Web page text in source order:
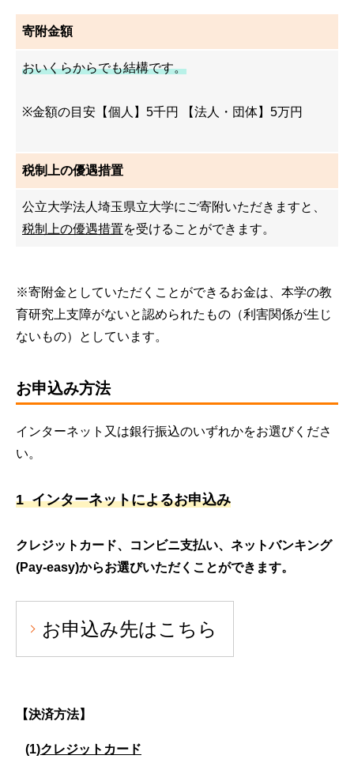
寄附金額
おいくらからでも結構です。
※金額の目安【個人】5千円 【法人・団体】5万円
税制上の優遇措置
公立大学法人埼玉県立大学にご寄附いただきますと、
税制上の優遇措置を受けることができます。
※寄附金としていただくことができるお金は、本学の教
育研究上支障がないと認められたもの（利害関係が生じ
ないもの）としています。
​お申込み方法
インターネット又は銀行振込のいずれかをお選びくださ
い。
1 インターネットによるお申込み
クレジットカード、コンビニ支払い、ネットバンキング
(Pay-easy)からお選びいただくことができます。
お申込み先はこちら
【決済方法】
(1)クレジットカード